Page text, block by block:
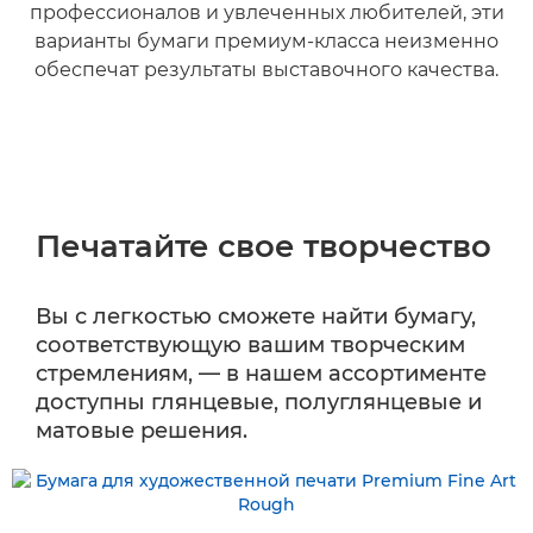
профессионалов и увлеченных любителей, эти
варианты бумаги премиум-класса неизменно
обеспечат результаты выставочного качества.
Печатайте свое творчество
Вы с легкостью сможете найти бумагу,
соответствующую вашим творческим
стремлениям, — в нашем ассортименте
доступны глянцевые, полуглянцевые и
матовые решения.